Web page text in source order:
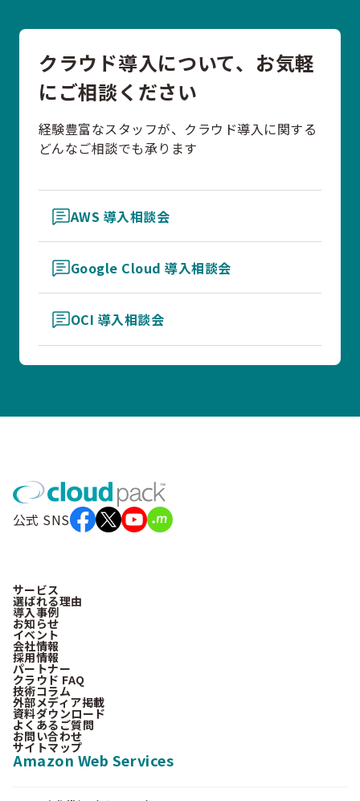
クラウド導入について、お気軽
にご相談ください
経験豊富なスタッフが、クラウド導入に関する
どんなご相談でも承ります
AWS 導入相談会
Google Cloud 導入相談会
OCI 導入相談会
公式 SNS
サービス
選ばれる理由
導入事例
お知らせ
イベント
会社情報
採用情報
パートナー
クラウド FAQ
技術コラム
外部メディア掲載
資料ダウンロード
よくあるご質問
お問い合わせ
サイトマップ
Amazon Web Services